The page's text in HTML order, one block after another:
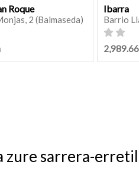
Roque
2 (Balmaseda)
Ibarra
Barrio
zure sarrera-